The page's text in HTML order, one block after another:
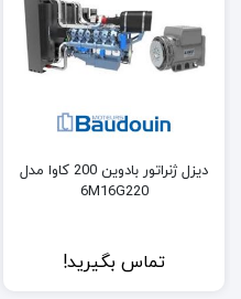
دیزل ژنراتور بادوین 200 کاوا مدل
6M16G220
تماس بگیرید!